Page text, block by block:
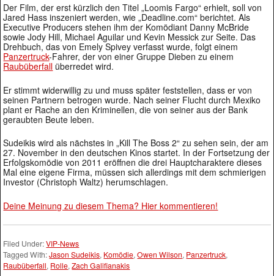
Der Film, der erst kürzlich den Titel „Loomis Fargo“ erhielt, soll von
Jared Hass inszeniert werden, wie „Deadline.com“ berichtet. Als
Executive Producers stehen ihm der Komödiant Danny McBride
sowie Jody Hill, Michael Aguilar und Kevin Messick zur Seite. Das
Drehbuch, das von Emely Spivey verfasst wurde, folgt einem
Panzertruck-Fahrer, der von einer Gruppe Dieben zu einem
Raubüberfall überredet wird.
Er stimmt widerwillig zu und muss später feststellen, dass er von
seinen Partnern betrogen wurde. Nach seiner Flucht durch Mexiko
plant er Rache an den Kriminellen, die von seiner aus der Bank
geraubten Beute leben.
Sudeikis wird als nächstes in „Kill The Boss 2“ zu sehen sein, der am
27. November in den deutschen Kinos startet. In der Fortsetzung der
Erfolgskomödie von 2011 eröffnen die drei Hauptcharaktere dieses
Mal eine eigene Firma, müssen sich allerdings mit dem schmierigen
Investor (Christoph Waltz) herumschlagen.
Deine Meinung zu diesem Thema? Hier kommentieren!
Filed Under:VIP-News
Tagged With:Jason Sudeikis, Komödie,Owen Wilson, Panzertruck,
Raubüberfall, Rolle,Zach Galifianakis